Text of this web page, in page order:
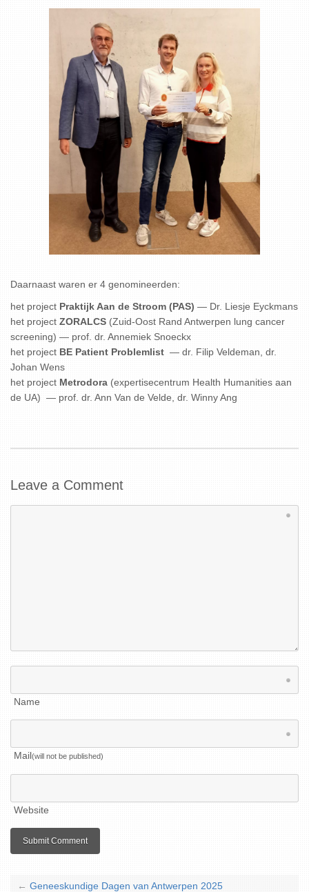
Daarnaast waren er 4 genomineerden:
het project Praktijk Aan de Stroom (PAS) — Dr. Liesje Eyckmans
het project ZORALCS (Zuid-Oost Rand Antwerpen lung cancer
screening) — prof. dr. Annemiek Snoeckx
het project BE Patient Problemlist — dr. Filip Veldeman, dr.
Johan Wens
het project Metrodora (expertisecentrum Health Humanities aan
de UA) — prof. dr. Ann Van de Velde, dr. Winny Ang
Leave a Comment
Name
Mail(will not be published)
Website
← Geneeskundige Dagen van Antwerpen 2025